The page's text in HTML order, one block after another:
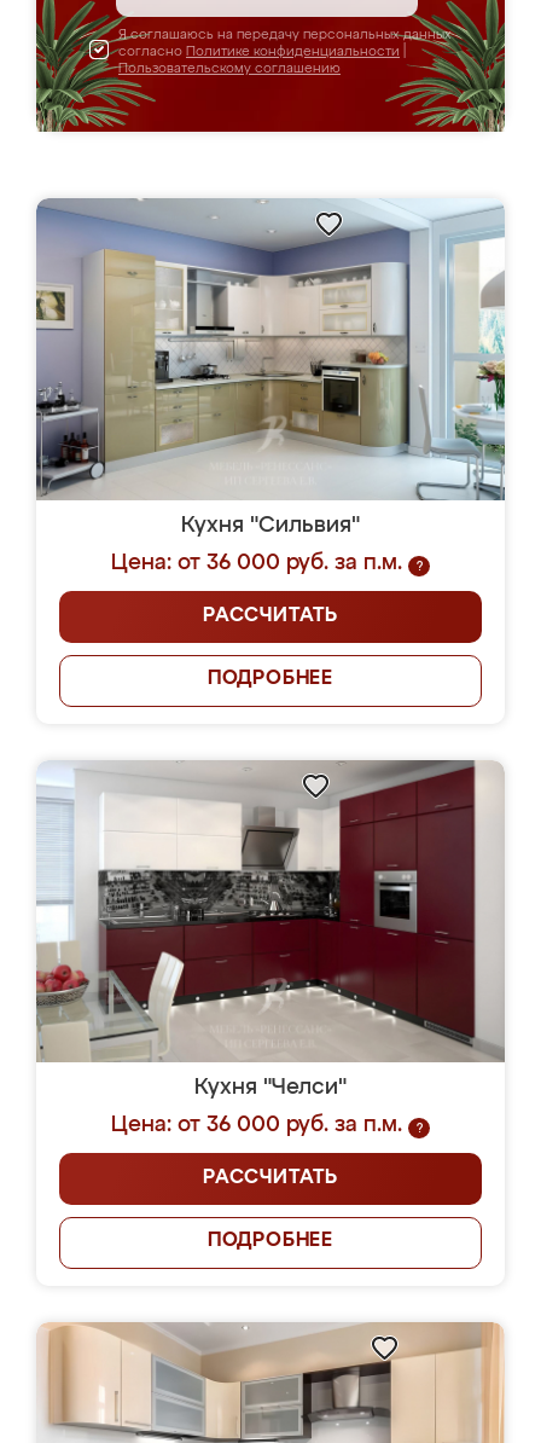
Я соглашаюсь на передачу персональных данных
согласно Политике конфиденциальности
Пользовательскому соглашению
Кухня "Сильвия"
Цена: от 36 000 руб. за п.м.
?
РАССЧИТАТЬ
ПОДРОБНЕЕ
Кухня "Челси"
Цена: от 36 000 руб. за п.м.
?
РАССЧИТАТЬ
ПОДРОБНЕЕ